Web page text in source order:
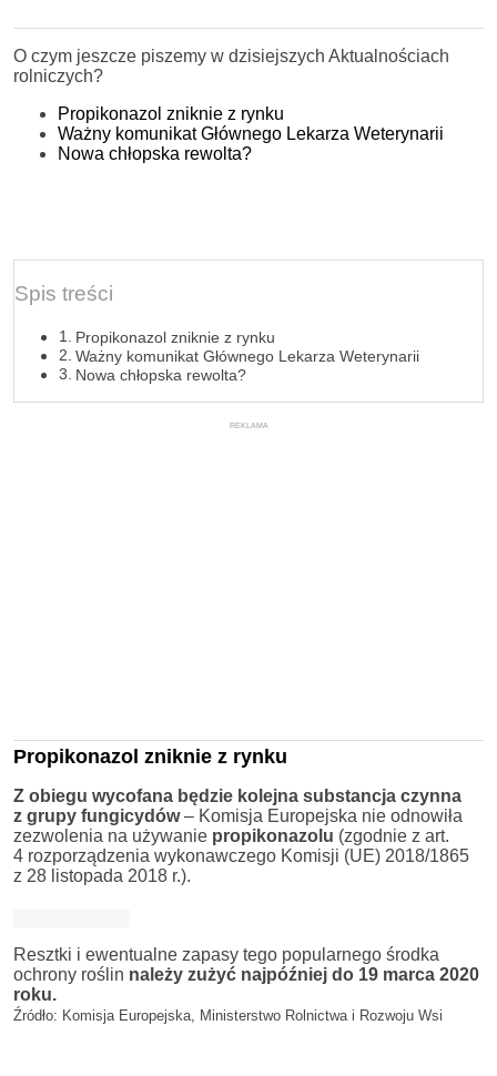
O czym jeszcze piszemy w dzisiejszych Aktualnościach
rolniczych?
Propikonazol zniknie z rynku
Ważny komunikat Głównego Lekarza Weterynarii
Nowa chłopska rewolta?
Spis treści
Propikonazol zniknie z rynku
Ważny komunikat Głównego Lekarza Weterynarii
Nowa chłopska rewolta?
REKLAMA
Propikonazol zniknie z rynku
Z obiegu wycofana będzie kolejna substancja czynna
z grupy fungicydów– Komisja Europejska nie odnowiła
zezwolenia na używanie propikonazolu (zgodnie z art.
4 rozporządzenia wykonawczego Komisji (UE) 2018/1865
z 28 listopada 2018 r.).
Resztki i ewentualne zapasy tego popularnego środka
ochrony roślin należy zużyć najpóźniej do 19 marca 2020
roku.
Źródło: Komisja Europejska, Ministerstwo Rolnictwa i Rozwoju Wsi